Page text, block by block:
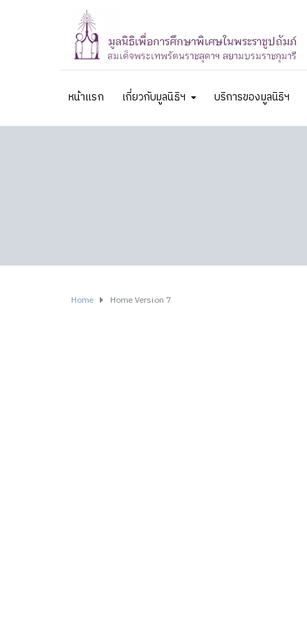
หน้าแรก เกี่ยวกับมูลนิธิฯ บริการของมูลนิธิฯ
Home Home Version 7